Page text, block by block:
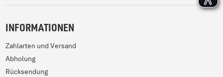
INFORMATIONEN
Zahlarten und Versand
Abholung
Rücksendung